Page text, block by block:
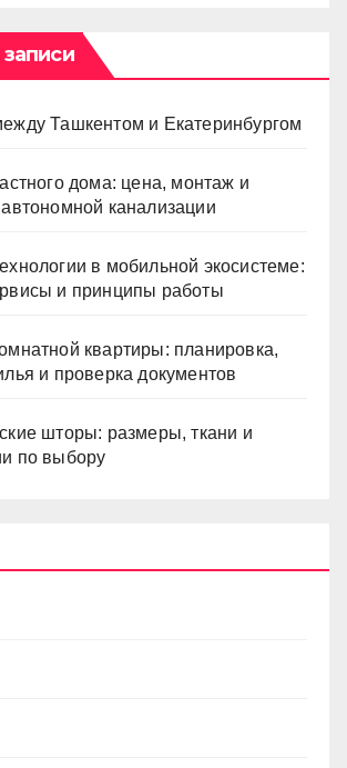
Ташкентом и Екатеринбургом
дома: цена, монтаж и
канализации
в мобильной экосистеме:
и принципы работы
квартиры: планировка,
и проверка документов
шторы: размеры, ткани и
по выбору